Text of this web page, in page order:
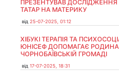
ПРЕЗЕНТУВАВ
ТАТАР НА МАТЕРИКУ
від 25-07-2025, 01:12
ХІБУКІ ТЕРАПІЯ ТА
ЮНІСЕФ ДОПОМАГАЄ
ЧОРНОБАЇВСЬКІЙ ГРОМАДІ
від 17-07-2025, 18:31